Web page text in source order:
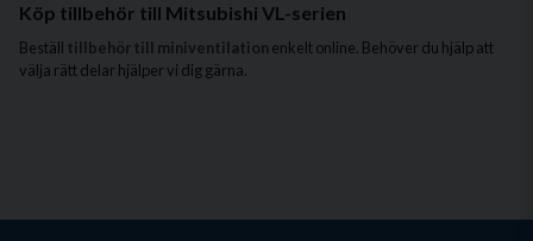
Köp tillbehör till Mitsubishi VL-serien
Beställ tillbehör till miniventilation enkelt online. Behöver du hjälp att
välja rätt delar hjälper vi dig gärna.